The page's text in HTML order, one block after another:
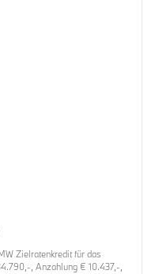
Zielratenkredit für das
, Anzahlung € 10.437,-,